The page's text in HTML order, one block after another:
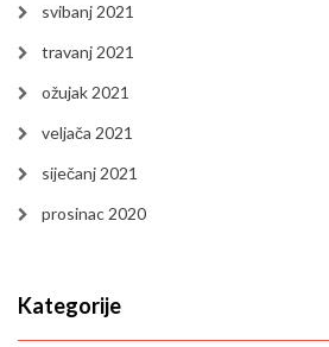
svibanj 2021
travanj 2021
ožujak 2021
veljača 2021
siječanj 2021
prosinac 2020
Kategorije